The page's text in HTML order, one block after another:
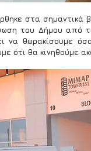
στα σημαντικά
του Δήμου από
να θωρακίσουμε
ότι θα κινηθούμε